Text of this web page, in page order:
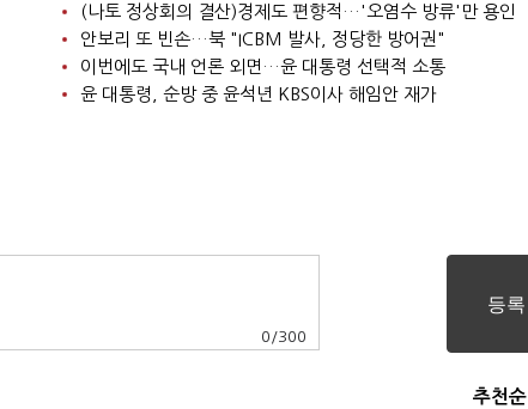
(나토 정상회의 결산)경제도 편향적…'오염수 방류'만 용인
안보리 또 빈손…북 "ICBM 발사, 정당한 방어권"
이번에도 국내 언론 외면…윤 대통령 선택적 소통
윤 대통령, 순방 중 윤석년 KBS이사 해임안 재가
0 /300
추천순